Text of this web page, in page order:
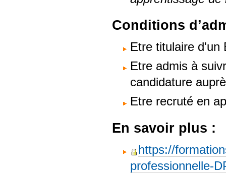
Conditions
Etre titulaire d'un
Etre admis à
candidature
Etre recruté en
En savoir plus :
https://
professionnelle-